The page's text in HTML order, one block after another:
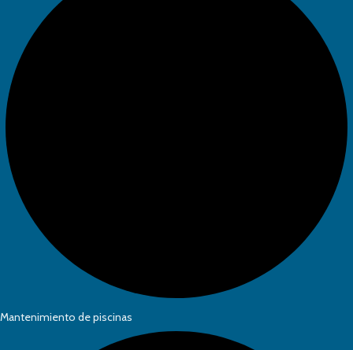
Mantenimiento de piscinas